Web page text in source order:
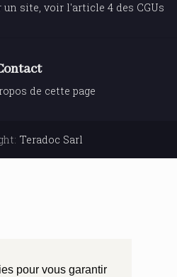
pour vous garantir
site, voir l'article 4 des CGUs
de cette page
Teradoc Sarl